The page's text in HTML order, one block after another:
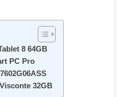
8 64GB
PC Pro
32GB